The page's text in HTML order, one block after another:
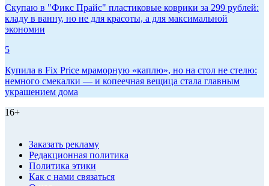
Скупаю в "Фикс Прайс" пластиковые коврики за 299 рублей:
кладу в ванну, но не для красоты, а для максимальной
экономии
5
Купила в Fix Price мраморную «каплю», но на стол не стелю:
немного смекалки — и копеечная вещица стала главным
украшением дома
16+
Заказать рекламу
Редакционная политика
Политика этики
Как с нами связаться